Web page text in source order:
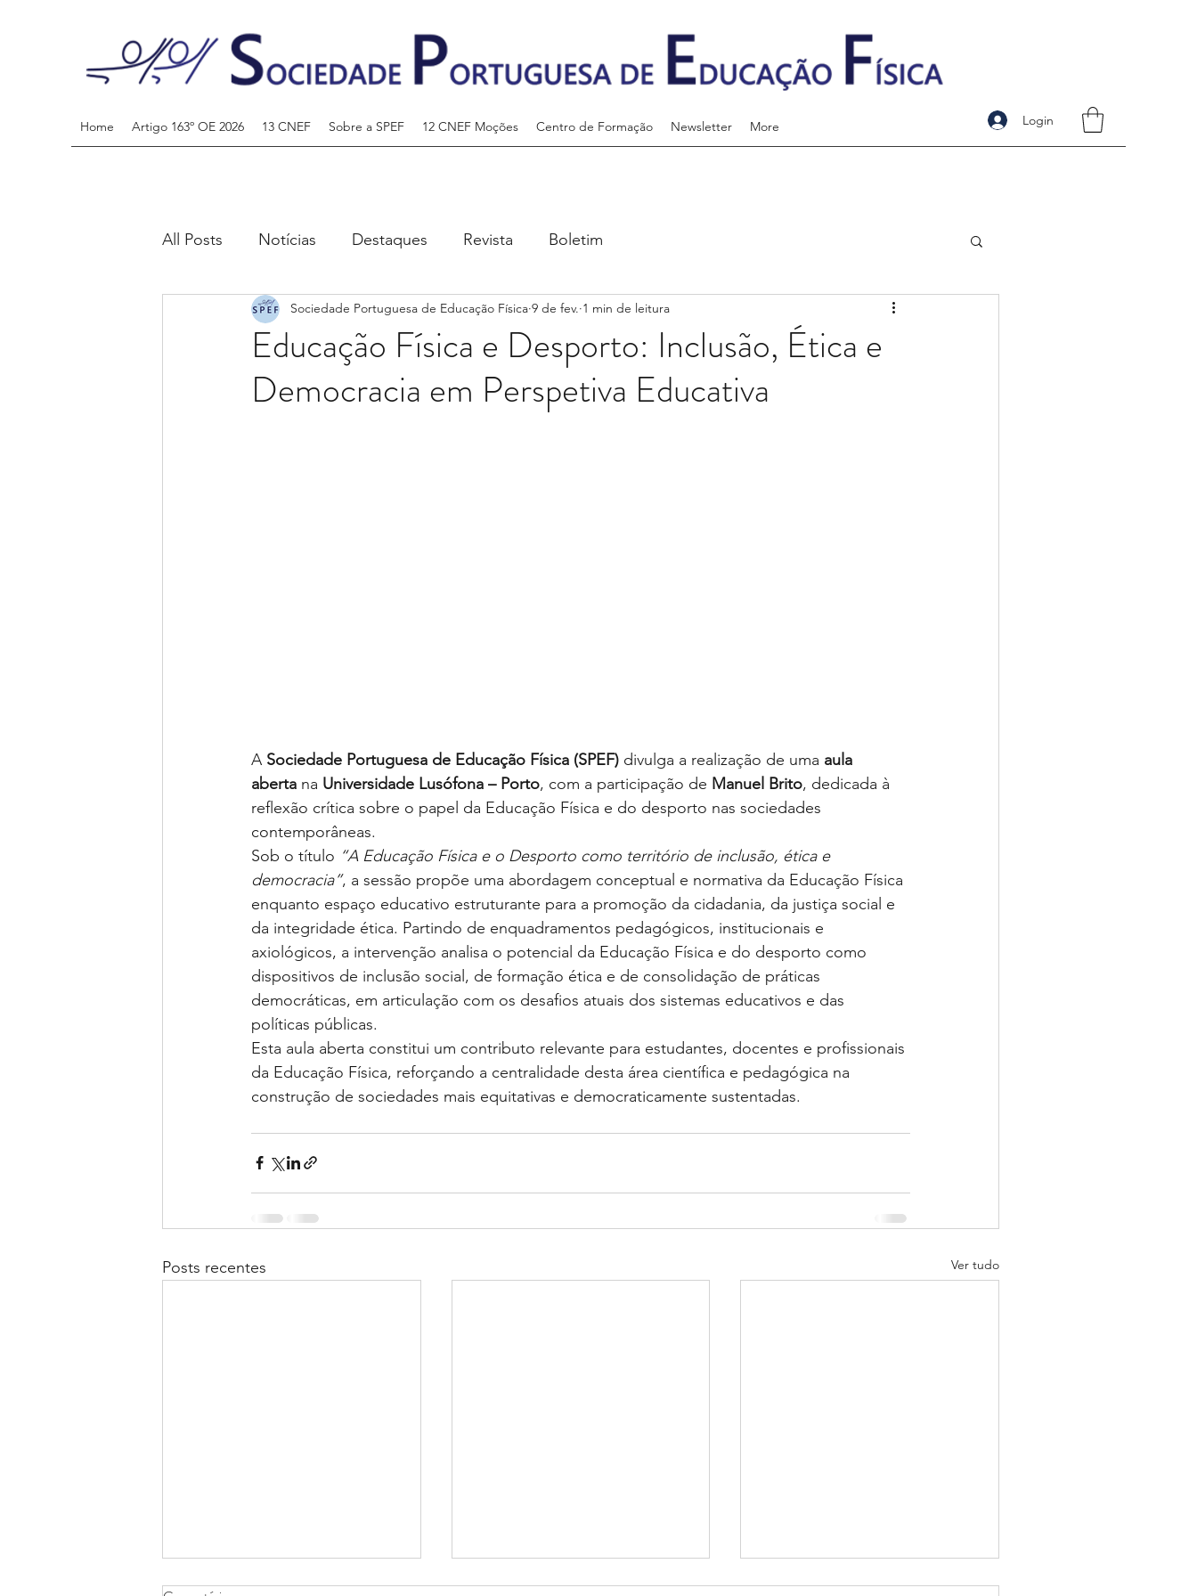
Home Artigo 163º OE 2026 13 CNEF Sobre a SPEF 12 CNEF Moções Centro de Formação Newsletter More Login
All Posts Notícias Destaques Revista Boletim
Educação Física e Desporto: Inclusão, Ética e
Democracia em Perspetiva Educativa
Sociedade Portuguesa de Educação Física 9 de fev. 1 min de leitura
A Sociedade Portuguesa de Educação Física (SPEF) divulga a realização de uma aula
aberta na Universidade Lusófona – Porto, com a participação de Manuel Brito, dedicada à
reflexão crítica sobre o papel da Educação Física e do desporto nas sociedades
contemporâneas.
Sob o título “A Educação Física e o Desporto como território de inclusão, ética e
democracia”, a sessão propõe uma abordagem conceptual e normativa da Educação Física
enquanto espaço educativo estruturante para a promoção da cidadania, da justiça social e
da integridade ética. Partindo de enquadramentos pedagógicos, institucionais e
axiológicos, a intervenção analisa o potencial da Educação Física e do desporto como
dispositivos de inclusão social, de formação ética e de consolidação de práticas
democráticas, em articulação com os desafios atuais dos sistemas educativos e das
políticas públicas.
Esta aula aberta constitui um contributo relevante para estudantes, docentes e profissionais
da Educação Física, reforçando a centralidade desta área científica e pedagógica na
construção de sociedades mais equitativas e democraticamente sustentadas.
Posts recentes Ver tudo